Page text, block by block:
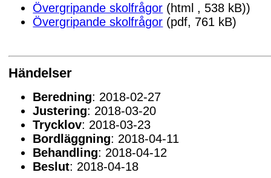
Övergripande skolfrågor (html , 538 kB))
Övergripande skolfrågor (pdf, 761 kB)
Händelser
Beredning: 2018-02-27
Justering: 2018-03-20
Trycklov: 2018-03-23
Bordläggning: 2018-04-11
Behandling: 2018-04-12
Beslut: 2018-04-18